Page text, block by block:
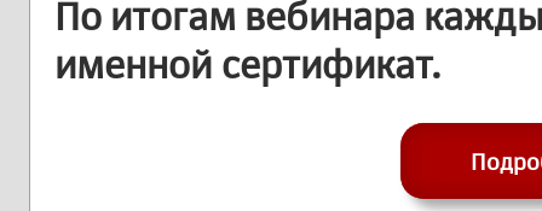
По итогам вебинара
именной сертификат.